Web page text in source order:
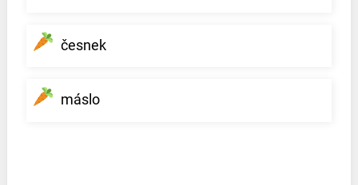
česnek
máslo